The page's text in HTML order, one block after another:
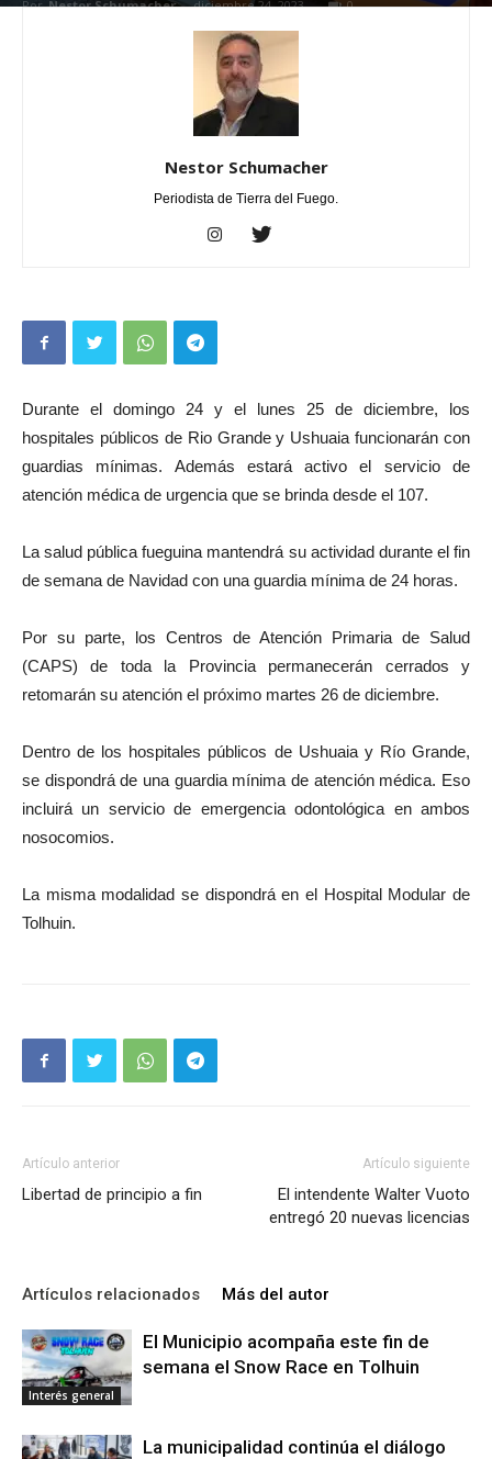
Por Nestor Schumacher - diciembre 24, 2023 0
Nestor Schumacher
Periodista de Tierra del Fuego.
Durante el domingo 24 y el lunes 25 de diciembre, los
hospitales públicos de Rio Grande y Ushuaia funcionarán con
guardias mínimas. Además estará activo el servicio de
atención médica de urgencia que se brinda desde el 107.
La salud pública fueguina mantendrá su actividad durante el fin
de semana de Navidad con una guardia mínima de 24 horas.
Por su parte, los Centros de Atención Primaria de Salud
(CAPS) de toda la Provincia permanecerán cerrados y
retomarán su atención el próximo martes 26 de diciembre.
Dentro de los hospitales públicos de Ushuaia y Río Grande,
se dispondrá de una guardia mínima de atención médica. Eso
incluirá un servicio de emergencia odontológica en ambos
nosocomios.
La misma modalidad se dispondrá en el Hospital Modular de
Tolhuin.
Artículo anterior
Libertad de principio a fin
Artículo siguiente
El intendente Walter Vuoto
entregó 20 nuevas licencias
Artículos relacionados Más del autor
Interés general
El Municipio acompaña este fin de
semana el Snow Race en Tolhuin
La municipalidad continúa el diálogo